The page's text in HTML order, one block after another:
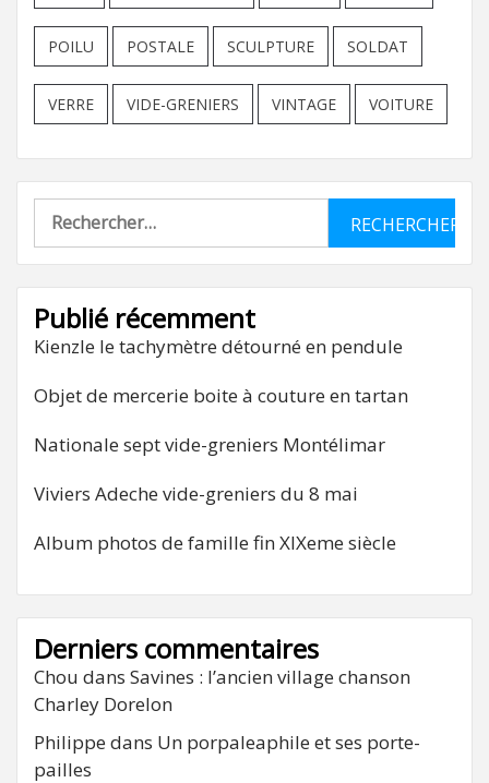
POILU POSTALE SCULPTURE SOLDAT
VERRE VIDE-GRENIERS VINTAGE VOITURE
Rechercher :
Publié récemment
Kienzle le tachymètre détourné en pendule
Objet de mercerie boite à couture en tartan
Nationale sept vide-greniers Montélimar
Viviers Adeche vide-greniers du 8 mai
Album photos de famille fin XIXeme siècle
Derniers commentaires
Chou dans Savines : l’ancien village chanson
Charley Dorelon
Philippe dans Un porpaleaphile et ses porte-
pailles